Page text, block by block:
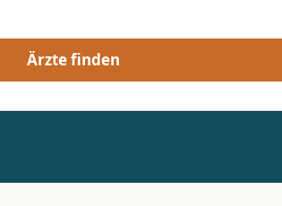
Ärzte finden